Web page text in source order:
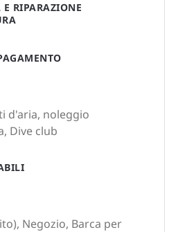
d'aria, noleggio
Dive club
Negozio, Barca per
E RIPARAZIONE